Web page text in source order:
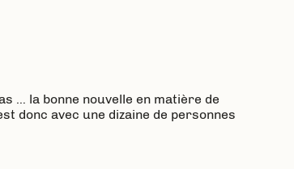
… la bonne nouvelle en matière de
donc avec une dizaine de personnes